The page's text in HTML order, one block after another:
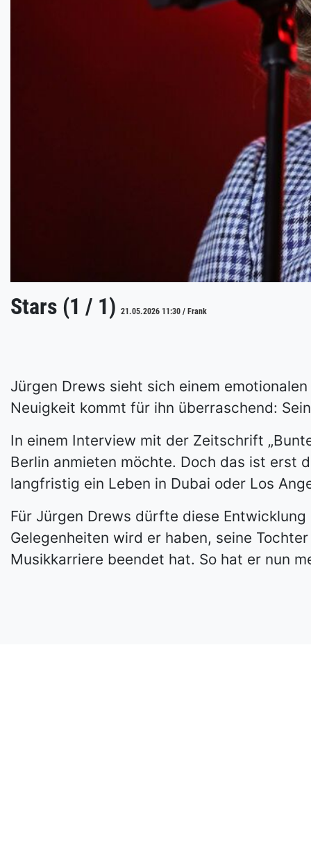
Stars (1 / 1) 21.05.2026 11:30 / Frank
Jürgen Drews sieht sich einem
Neuigkeit kommt für ihn überraschend:
In einem Interview mit der Zeitschrift
Berlin anmieten möchte. Doch das ist erst
langfristig ein Leben in Dubai oder Los
Für Jürgen Drews dürfte diese
Gelegenheiten wird er haben, seine
Musikkarriere beendet hat. So hat er nun